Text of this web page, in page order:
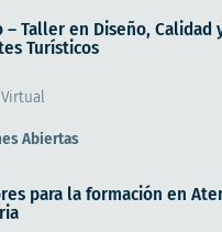
– Taller en Diseño, Calidad
Turísticos
Abiertas
para la formación en